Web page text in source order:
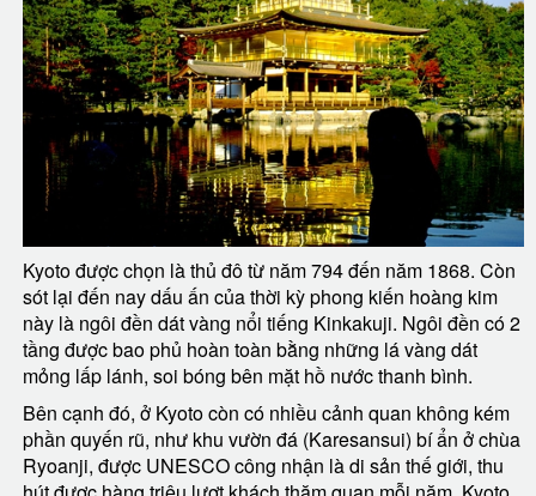
Kyoto được chọn là thủ đô từ năm 794 đến năm 1868. Còn
sót lại đến nay dấu ấn của thời kỳ phong kiến hoàng kim
này là ngôi đền dát vàng nổi tiếng Kinkakuji. Ngôi đền có 2
tầng được bao phủ hoàn toàn bằng những lá vàng dát
mỏng lấp lánh, soi bóng bên mặt hồ nước thanh bình.
Bên cạnh đó, ở Kyoto còn có nhiều cảnh quan không kém
phần quyến rũ, như khu vườn đá (Karesansui) bí ẩn ở chùa
Ryoanji, được UNESCO công nhận là di sản thế giới, thu